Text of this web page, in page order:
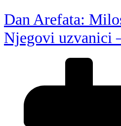
Dan Arefata:
Njegovi uzvanici